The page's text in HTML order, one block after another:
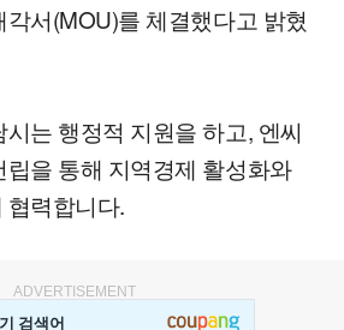
서(MOU)를 체결했다고 밝혔
는 행정적 지원을 하고, 엔씨
을 통해 지역경제 활성화와
력합니다.
ADVERTISEMENT